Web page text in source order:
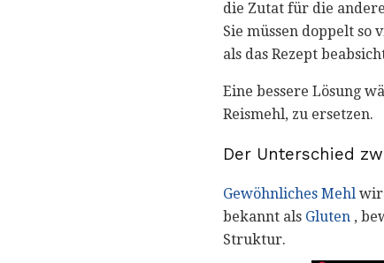
die Zutat für die
Sie müssen doppelt
als das Rezept
Eine bessere Lösung
Reismehl, zu ersetzen.
Der Unterschied
Gewöhnliches Mehl
bekannt als Gluten ,
Struktur.